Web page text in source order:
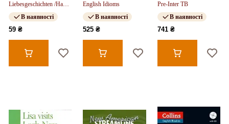
Liebesgeschichten /На
немецком языке.
В наявності
59 ₴
English Idioms
В наявності
525 ₴
Pre-Inter TB
В наявності
741 ₴